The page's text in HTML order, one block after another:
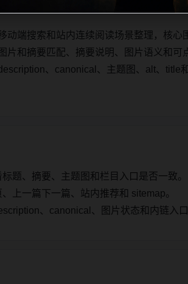
动端搜索和站内连续阅读场景整理，核心
片和摘要匹配、摘要说明、图片语义和
、canonical、主题图、alt、title
题、摘要、主题图和栏目入口是否一致。
上一篇下一篇、站内推荐和 sitemap。
、canonical、图片状态和内链入口